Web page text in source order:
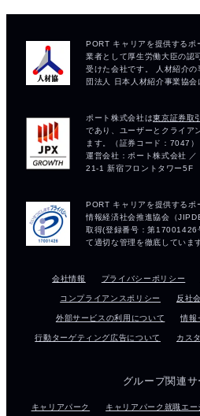
会社情報 プライバシーポリシー
コンプライアンスポリシー 反社
外部サービスの利用について 情報
行動ターゲティング広告について カス